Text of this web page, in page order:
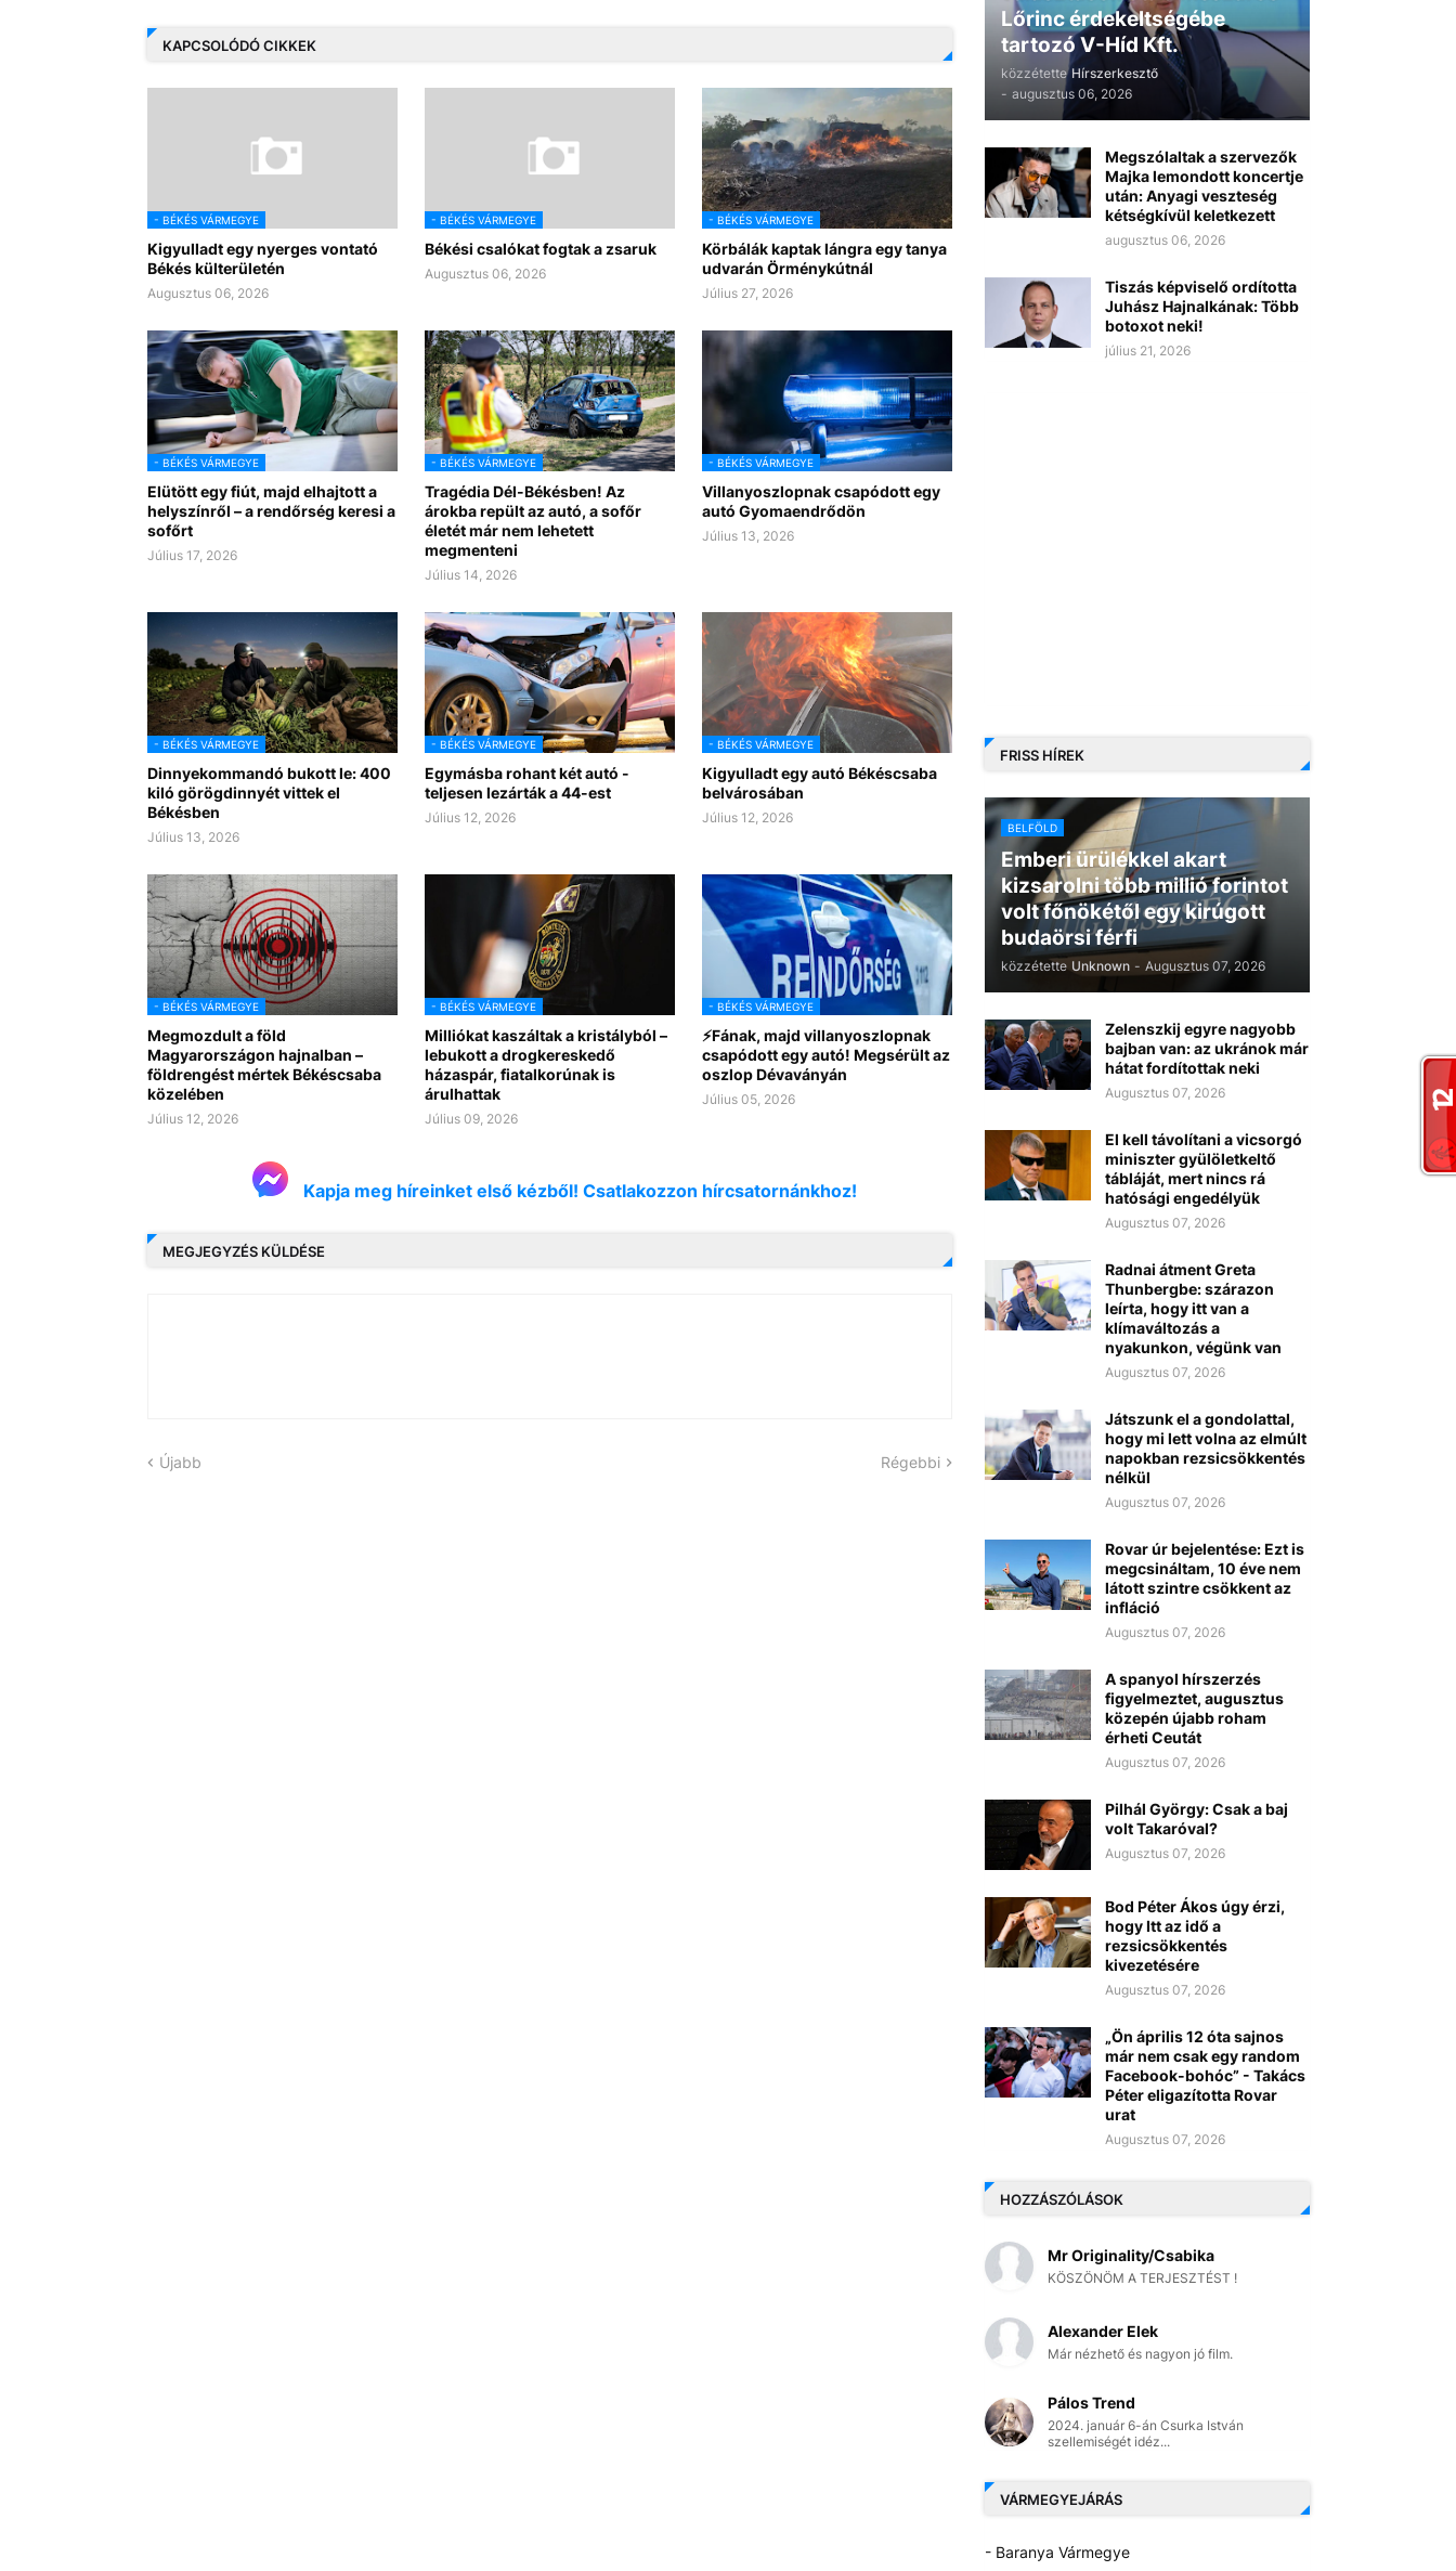
KAPCSOLÓDÓ CIKKEK
- BÉKÉS VÁRMEGYE
Kigyulladt egy nyerges vontató
Békés külterületén
Augusztus 06, 2026
- BÉKÉS VÁRMEGYE
Békési csalókat fogtak a zsaruk
Augusztus 06, 2026
- BÉKÉS VÁRMEGYE
Körbálák kaptak lángra egy tanya
udvarán Örménykútnál
Július 27, 2026
- BÉKÉS VÁRMEGYE
Elütött egy fiút, majd elhajtott a
helyszínről – a rendőrség keresi a
sofőrt
Július 17, 2026
- BÉKÉS VÁRMEGYE
Tragédia Dél-Békésben! Az
árokba repült az autó, a sofőr
életét már nem lehetett
megmenteni
Július 14, 2026
- BÉKÉS VÁRMEGYE
Villanyoszlopnak csapódott egy
autó Gyomaendrődön
Július 13, 2026
- BÉKÉS VÁRMEGYE
Dinnyekommandó bukott le: 400
kiló görögdinnyét vittek el
Békésben
Július 13, 2026
- BÉKÉS VÁRMEGYE
Egymásba rohant két autó -
teljesen lezárták a 44-est
Július 12, 2026
- BÉKÉS VÁRMEGYE
Kigyulladt egy autó Békéscsaba
belvárosában
Július 12, 2026
- BÉKÉS VÁRMEGYE
Megmozdult a föld
Magyarországon hajnalban –
földrengést mértek Békéscsaba
közelében
Július 12, 2026
- BÉKÉS VÁRMEGYE
Milliókat kaszáltak a kristályból –
lebukott a drogkereskedő
házaspár, fiatalkorúnak is
árulhattak
Július 09, 2026
- BÉKÉS VÁRMEGYE
⚡Fának, majd villanyoszlopnak
csapódott egy autó! Megsérült az
oszlop Dévaványán
Július 05, 2026
Kapja meg híreinket első kézből! Csatlakozzon hírcsatornánkhoz!
MEGJEGYZÉS KÜLDÉSE
Újabb Régebbi
Lőrinc érdekeltségébe
tartozó V-Híd Kft.
közzétette Hírszerkesztő
- augusztus 06, 2026
Megszólaltak a szervezők
Majka lemondott koncertje
után: Anyagi veszteség
kétségkívül keletkezett
augusztus 06, 2026
Tiszás képviselő ordította
Juhász Hajnalkának: Több
botoxot neki!
július 21, 2026
FRISS HÍREK
BELFÖLD
Emberi ürülékkel akart
kizsarolni több millió forintot
volt főnökétől egy kirúgott
budaörsi férfi
közzétette Unknown - Augusztus 07, 2026
Zelenszkij egyre nagyobb
bajban van: az ukránok már
hátat fordítottak neki
Augusztus 07, 2026
El kell távolítani a vicsorgó
miniszter gyülöletkeltő
tábláját, mert nincs rá
hatósági engedélyük
Augusztus 07, 2026
Radnai átment Greta
Thunbergbe: szárazon
leírta, hogy itt van a
klímaváltozás a
nyakunkon, végünk van
Augusztus 07, 2026
Játszunk el a gondolattal,
hogy mi lett volna az elmúlt
napokban rezsicsökkentés
nélkül
Augusztus 07, 2026
Rovar úr bejelentése: Ezt is
megcsináltam, 10 éve nem
látott szintre csökkent az
infláció
Augusztus 07, 2026
A spanyol hírszerzés
figyelmeztet, augusztus
közepén újabb roham
érheti Ceutát
Augusztus 07, 2026
Pilhál György: Csak a baj
volt Takaróval?
Augusztus 07, 2026
Bod Péter Ákos úgy érzi,
hogy Itt az idő a
rezsicsökkentés
kivezetésére
Augusztus 07, 2026
„Ön április 12 óta sajnos
már nem csak egy random
Facebook-bohóc” - Takács
Péter eligazította Rovar
urat
Augusztus 07, 2026
HOZZÁSZÓLÁSOK
Mr Originality/Csabika
KÖSZÖNÖM A TERJESZTÉST !
Alexander Elek
Már nézhető és nagyon jó film.
Pálos Trend
2024. január 6-án Csurka István
szellemiségét idéz...
VÁRMEGYEJÁRÁS
- Baranya Vármegye